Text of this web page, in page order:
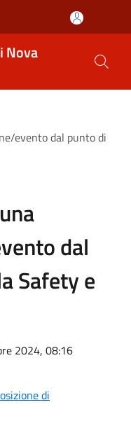
Nova
evento dal punto di
dal
Safety e
2024, 08:16
di